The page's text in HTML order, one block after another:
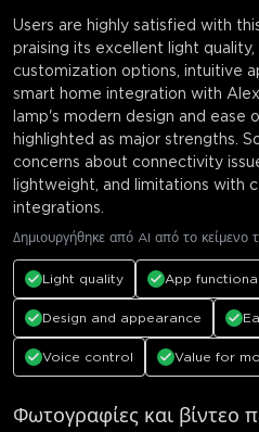
Users are highly satisfied with
praising its excellent light
customization options, intuitive
smart home integration with
lamp's modern design and ease
highlighted as major strengths.
concerns about connectivity
lightweight, and limitations with
integrations.
Δημιουργήθηκε από AI από το κείμενο
Light quality App
Design and appearance
Voice control Value for
Φωτογραφίες και βίντεο